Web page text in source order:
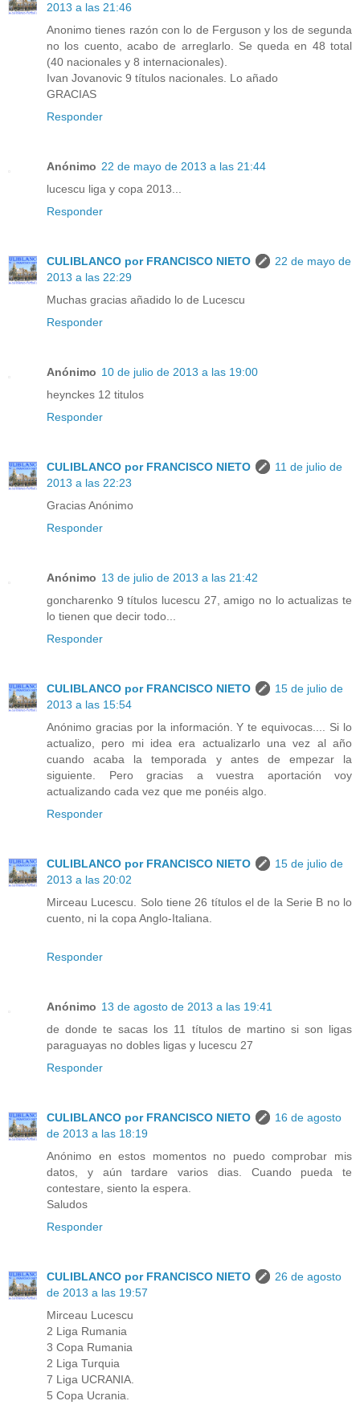
2013 a las 21:46
Anonimo tienes razón con lo de Ferguson y los de segunda
no los cuento, acabo de arreglarlo. Se queda en 48 total
(40 nacionales y 8 internacionales).
Ivan Jovanovic 9 títulos nacionales. Lo añado
GRACIAS
Responder
Anónimo 22 de mayo de 2013 a las 21:44
lucescu liga y copa 2013...
Responder
CULIBLANCO por FRANCISCO NIETO
22 de mayo de
2013 a las 22:29
Muchas gracias añadido lo de Lucescu
Responder
Anónimo 10 de julio de 2013 a las 19:00
heynckes 12 titulos
Responder
CULIBLANCO por FRANCISCO NIETO
11 de julio de
2013 a las 22:23
Gracias Anónimo
Responder
Anónimo 13 de julio de 2013 a las 21:42
goncharenko 9 títulos lucescu 27, amigo no lo actualizas te
lo tienen que decir todo...
Responder
CULIBLANCO por FRANCISCO NIETO
15 de julio de
2013 a las 15:54
Anónimo gracias por la información. Y te equivocas.... Si lo
actualizo, pero mi idea era actualizarlo una vez al año
cuando acaba la temporada y antes de empezar la
siguiente. Pero gracias a vuestra aportación voy
actualizando cada vez que me ponéis algo.
Responder
CULIBLANCO por FRANCISCO NIETO
15 de julio de
2013 a las 20:02
Mirceau Lucescu. Solo tiene 26 títulos el de la Serie B no lo
cuento, ni la copa Anglo-Italiana.
Responder
Anónimo 13 de agosto de 2013 a las 19:41
de donde te sacas los 11 títulos de martino si son ligas
paraguayas no dobles ligas y lucescu 27
Responder
CULIBLANCO por FRANCISCO NIETO
16 de agosto
de 2013 a las 18:19
Anónimo en estos momentos no puedo comprobar mis
datos, y aún tardare varios dias. Cuando pueda te
contestare, siento la espera.
Saludos
Responder
CULIBLANCO por FRANCISCO NIETO
26 de agosto
de 2013 a las 19:57
Mirceau Lucescu
2 Liga Rumania
3 Copa Rumania
2 Liga Turquia
7 Liga UCRANIA.
5 Copa Ucrania.